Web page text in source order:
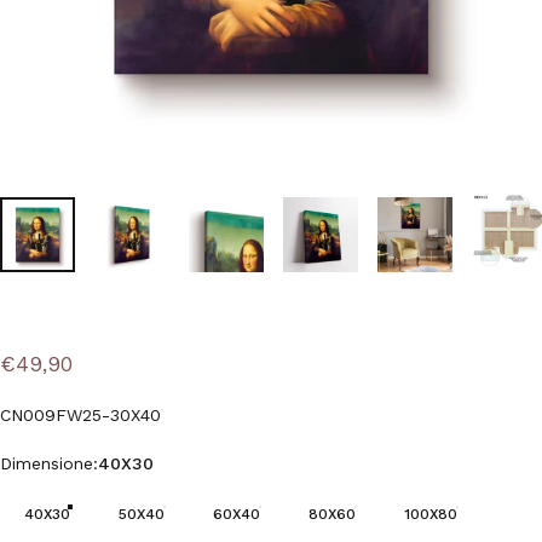
€49,90
CN009FW25-30X40
Dimensione
Dimensione:40X30
40X30 50X40 60X40 80X60 100X80